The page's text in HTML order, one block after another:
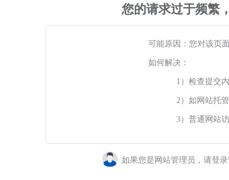
您的请求过于频繁
可能原因：您对该页
如何解决：
1）检查提交
2）如网站托
3）普通网站
如果您是网站管理员，请登